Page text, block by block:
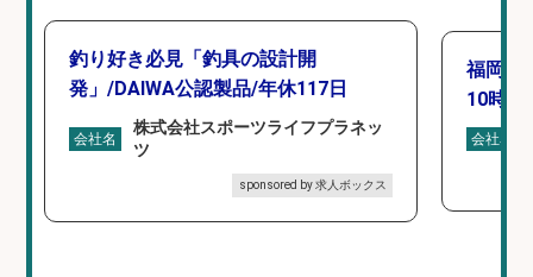
釣り好き必見「釣具の設計開
発」/DAIWA公認製品/年休117日
会社名
株式会社スポーツライフプラネッ
ツ
sponsored by 求人ボックス
福岡「
10時間
会社名